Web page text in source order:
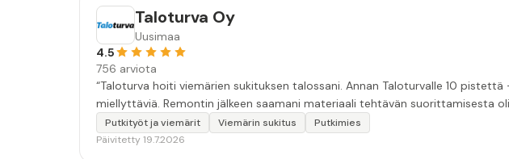
Taloturva Oy
Uusimaa
4.5
756 arviota
“Taloturva hoiti viemärien sukituksen talossani. Annan Taloturvalle 10
miellyttäviä. Remontin jälkeen saamani materiaali tehtävän suorittamisesta
Putkityöt ja viemärit Viemärin sukitus
Putkimies
Päivitetty 19.7.2026